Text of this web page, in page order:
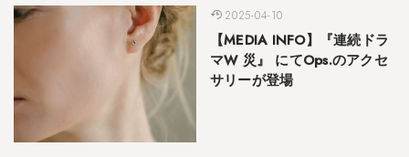
2025-04-10
【MEDIA INFO】『連続ドラ
マW 災』 にてOps.のアクセ
サリーが登場